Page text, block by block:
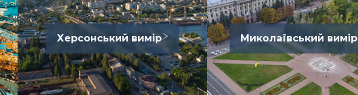
Херсонський вимір Миколаївський вимір